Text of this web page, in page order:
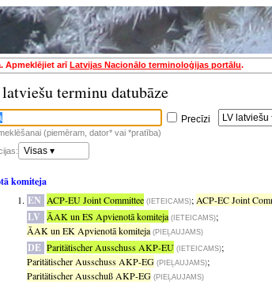
Apmeklējiet arīLatvijas Nacionālo terminoloģijas portālu.
terminu datubāze
Precīzi
(piemēram, dator* vai *pratība)
Visas ▾
komiteja
EN ACP-EU Joint Committee (IETEICAMS); ACP-EC Joint
LV ĀAK un ES Apvienotā komiteja (IETEICAMS);
ĀAK un EK Apvienotā komiteja (PIEĻAUJAMS)
DE Paritätischer Ausschuss AKP-EU (IETEICAMS);
Paritätischer Ausschuss AKP-EG (PIEĻAUJAMS);
Paritätischer Ausschuß AKP-EG (PIEĻAUJAMS)